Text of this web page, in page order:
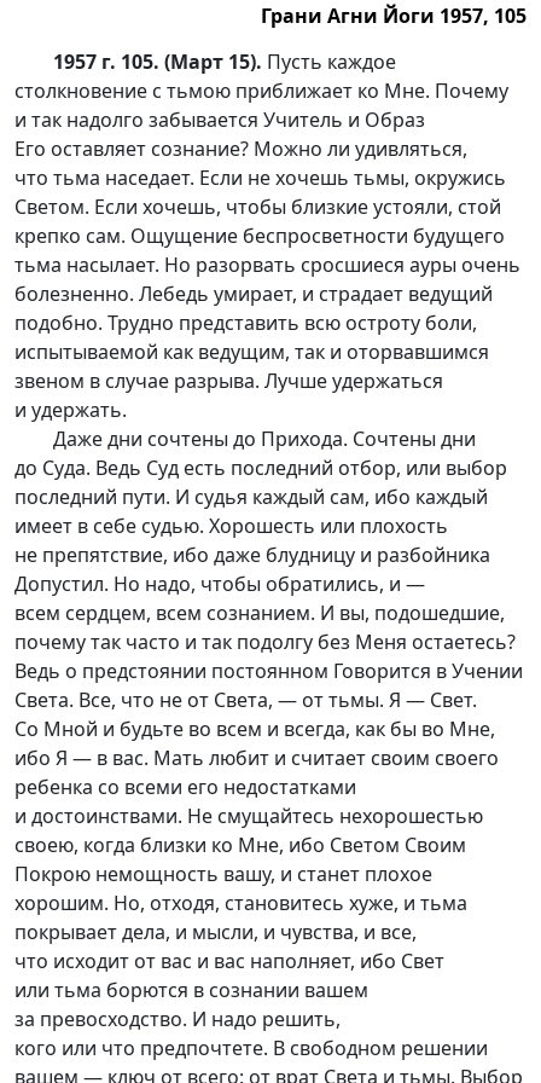
Грани Агни Йоги 1957, 105
1957 г. 105. (Март 15). Пусть каждое
столкновение с тьмою приближает ко Мне. Почему
и так надолго забывается Учитель и Образ
Его оставляет сознание? Можно ли удивляться,
что тьма наседает. Если не хочешь тьмы, окружись
Светом. Если хочешь, чтобы близкие устояли, стой
крепко сам. Ощущение беспросветности будущего
тьма насылает. Но разорвать сросшиеся ауры очень
болезненно. Лебедь умирает, и страдает ведущий
подобно. Трудно представить всю остроту боли,
испытываемой как ведущим, так и оторвавшимся
звеном в случае разрыва. Лучше удержаться
и удержать.
Даже дни сочтены до Прихода. Сочтены дни
до Суда. Ведь Суд есть последний отбор, или выбор
последний пути. И судья каждый сам, ибо каждый
имеет в себе судью. Хорошесть или плохость
не препятствие, ибо даже блудницу и разбойника
Допустил. Но надо, чтобы обратились, и —
всем сердцем, всем сознанием. И вы, подошедшие,
почему так часто и так подолгу без Меня остаетесь?
Ведь о предстоянии постоянном Говорится в Учении
Света. Все, что не от Света, — от тьмы. Я — Свет.
Со Мной и будьте во всем и всегда, как бы во Мне,
ибо Я — в вас. Мать любит и считает своим своего
ребенка со всеми его недостатками
и достоинствами. Не смущайтесь нехорошестью
своею, когда близки ко Мне, ибо Светом Своим
Покрою немощность вашу, и станет плохое
хорошим. Но, отходя, становитесь хуже, и тьма
покрывает дела, и мысли, и чувства, и все,
что исходит от вас и вас наполняет, ибо Свет
или тьма борются в сознании вашем
за превосходство. И надо решить,
кого или что предпочтете. В свободном решении
вашем — ключ от всего: от врат Света и тьмы. Выбор